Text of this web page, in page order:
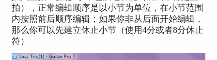
拍），正常编辑顺序是以小节为单位，在小节范围
内按照前后顺序编辑；如果你非从后面开始编辑，
那么你可以先建立休止小节（使用4分或者8分休止
符）